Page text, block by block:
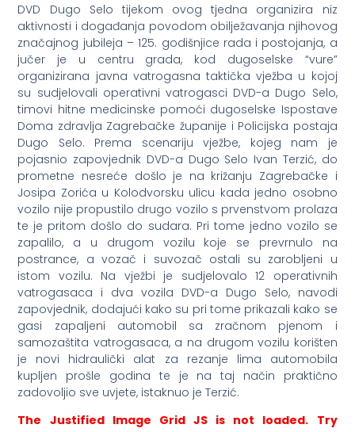
DVD Dugo Selo tijekom ovog tjedna organizira niz
aktivnosti i događanja povodom obilježavanja njihovog
značajnog jubileja – 125. godišnjice rada i postojanja, a
jučer je u centru grada, kod dugoselske “vure”
organizirana javna vatrogasna taktička vježba u kojoj
su sudjelovali operativni vatrogasci DVD-a Dugo Selo,
timovi hitne medicinske pomoći dugoselske Ispostave
Doma zdravlja Zagrebačke županije i Policijska postaja
Dugo Selo. Prema scenariju vježbe, kojeg nam je
pojasnio zapovjednik DVD-a Dugo Selo Ivan Terzić, do
prometne nesreće došlo je na križanju Zagrebačke i
Josipa Zorića u Kolodvorsku ulicu kada jedno osobno
vozilo nije propustilo drugo vozilo s prvenstvom prolaza
te je pritom došlo do sudara. Pri tome jedno vozilo se
zapalilo, a u drugom vozilu koje se prevrnulo na
postrance, a vozač i suvozač ostali su zarobljeni u
istom vozilu. Na vježbi je sudjelovalo 12 operativnih
vatrogasaca i dva vozila DVD-a Dugo Selo, navodi
zapovjednik, dodajući kako su pri tome prikazali kako se
gasi zapaljeni automobil sa zračnom pjenom i
samozaštita vatrogasaca, a na drugom vozilu korišten
je novi hidraulički alat za rezanje lima automobila
kupljen prošle godina te je na taj način praktično
zadovoljio sve uvjete, istaknuo je Terzić.
The Justified Image Grid JS is not loaded. Try